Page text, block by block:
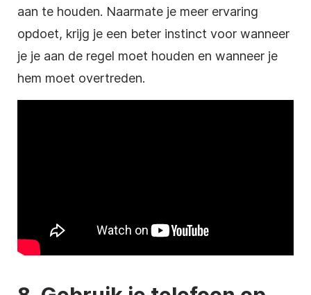
aan te houden. Naarmate je meer ervaring
opdoet, krijg je een beter instinct voor wanneer
je je aan de regel moet houden en wanneer je
hem moet overtreden.